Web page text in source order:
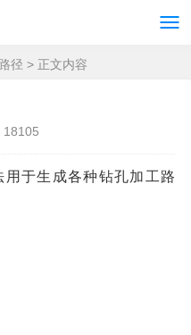
径 > 正文内容
18105
于生成各种钻孔加工路